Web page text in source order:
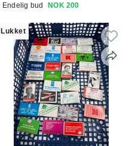
Endelig bud NOK 200
Lukket